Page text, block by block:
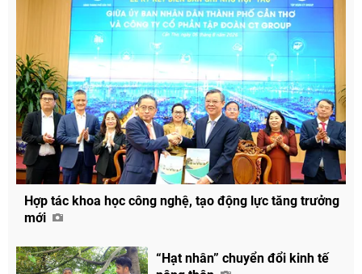
Hợp tác khoa học công nghệ, tạo động lực tăng trưởng
mới
“Hạt nhân” chuyển đổi kinh tế